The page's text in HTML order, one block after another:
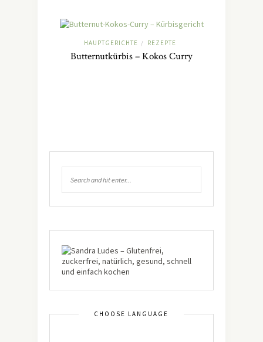
HAUPTGERICHTE / REZEPTE
Butternutkürbis – Kokos Curry
CHOOSE LANGUAGE